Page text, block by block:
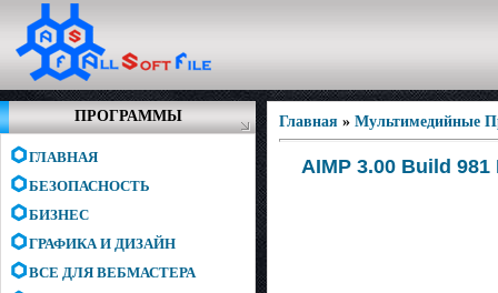
ПРОГРАММЫ
ГЛАВНАЯ
БЕЗОПАСНОСТЬ
БИЗНЕС
ГРАФИКА И ДИЗАЙН
ВСЕ ДЛЯ ВЕБМАСТЕРА
Главная » Мультимедийные
AIMP 3.00 Build